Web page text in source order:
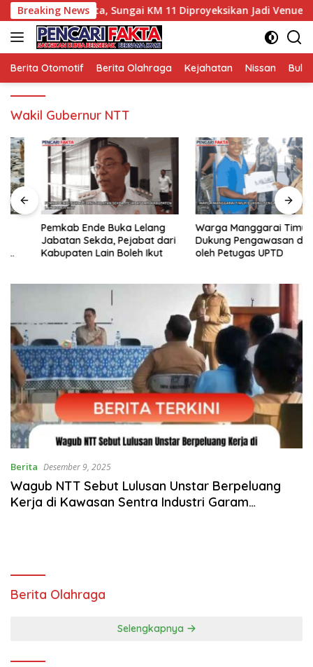
Langsung
ke
konten
Breaking News
Potensi Wisata, Sungai KM 11 Diproyeksikan Jadi Venue
Berita Otomotif Berita Olahraga Kejahatan Nissan
Wakil Gubernur NTT
Pemkab Ende Buka Lelang
Jabatan Sekda, Pejabat dari
Kabupaten Lain Boleh Ikut
Warga Manggarai Timur
Dukung Pengawasan di SPBU
oleh Petugas UPTD
Berita Desember 9, 2025
Wagub NTT Sebut Lulusan Unstar Berpeluang
Kerja di Kawasan Sentra Industri Garam
Berita Olahraga
Selengkapnya